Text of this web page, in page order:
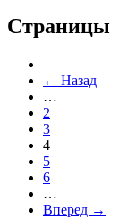
Страницы
← Назад
…
2
3
4
5
6
…
Вперед →